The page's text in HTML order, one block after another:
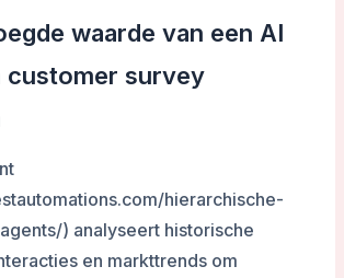
waarde van een AI
customer survey
hierarchische-
) analyseert historische
en markttrends om